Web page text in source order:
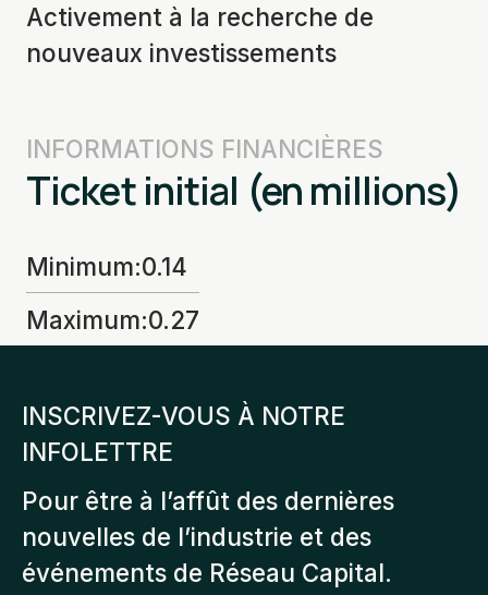
Activement à la recherche de
nouveaux investissements
INFORMATIONS FINANCIÈRES
Ticket initial (en millions)
Minimum:0.14
Maximum:0.27
INSCRIVEZ-VOUS À NOTRE
INFOLETTRE
Pour être à l’affût des dernières
nouvelles de l’industrie et des
événements de Réseau Capital.